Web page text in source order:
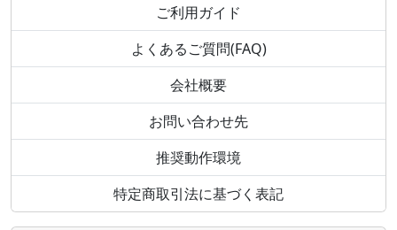
ご利用ガイド
よくあるご質問(FAQ)
会社概要
お問い合わせ先
推奨動作環境
特定商取引法に基づく表記